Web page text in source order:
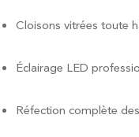
Cloisons vitrées toute
Éclairage LED
Réfection complète